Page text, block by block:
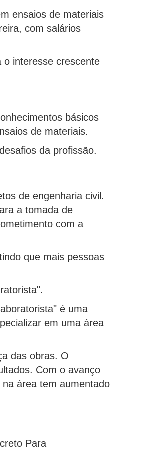
ensaios de materiais
com salários
o interesse crescente
básicos
de materiais.
da profissão.
de engenharia civil.
a tomada de
com a
que mais pessoas
é uma
em uma área
das obras. O
Com o avanço
área tem aumentado
Para